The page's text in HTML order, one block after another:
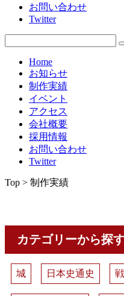
お問い合わせ
Twitter
Home
お知らせ
制作実績
イベント
アクセス
会社概要
採用情報
お問い合わせ
Twitter
Top > 制作実績
カテゴリーから探
城 日本史通史